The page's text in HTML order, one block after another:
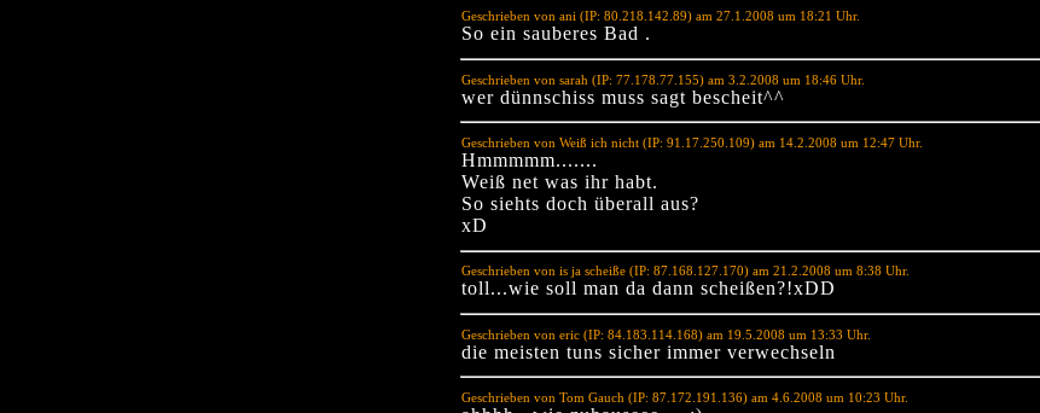
Geschrieben von ani (IP: 80.218.142.89) am 27.1.2008 um 18:21 Uhr.
So ein sauberes Bad .
Geschrieben von sarah (IP: 77.178.77.155) am 3.2.2008 um 18:46 Uhr.
wer dünnschiss muss sagt bescheit^^
Geschrieben von Weiß ich nicht (IP: 91.17.250.109) am 14.2.2008 um 12:47 Uhr.
Hmmmmm.......
Weiß net was ihr habt.
So siehts doch überall aus?
xD
Geschrieben von is ja scheiße (IP: 87.168.127.170) am 21.2.2008 um 8:38 Uhr.
toll...wie soll man da dann scheißen?!xDD
Geschrieben von eric (IP: 84.183.114.168) am 19.5.2008 um 13:33 Uhr.
die meisten tuns sicher immer verwechseln
Geschrieben von Tom Gauch (IP: 87.172.191.136) am 4.6.2008 um 10:23 Uhr.